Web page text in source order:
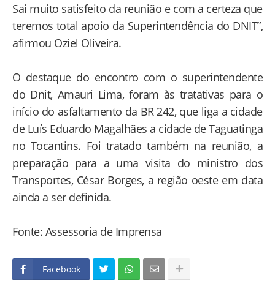
Sai muito satisfeito da reunião e com a certeza que
teremos total apoio da Superintendência do DNIT”,
afirmou Oziel Oliveira.
O destaque do encontro com o superintendente
do Dnit, Amauri Lima, foram às tratativas para o
início do asfaltamento da BR 242, que liga a cidade
de Luís Eduardo Magalhães a cidade de Taguatinga
no Tocantins. Foi tratado também na reunião, a
preparação para a uma visita do ministro dos
Transportes, César Borges, a região oeste em data
ainda a ser definida.
Fonte: Assessoria de Imprensa
Facebook